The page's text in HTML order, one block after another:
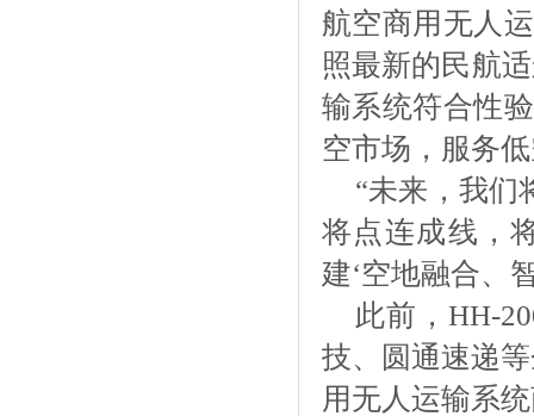
航空商用无人
照最新的民航
输系统符合性
空市场，服务
“未来，我们
将点连成线，
建‘空地融合、
此前，HH-
技、圆通速递
用无人运输系